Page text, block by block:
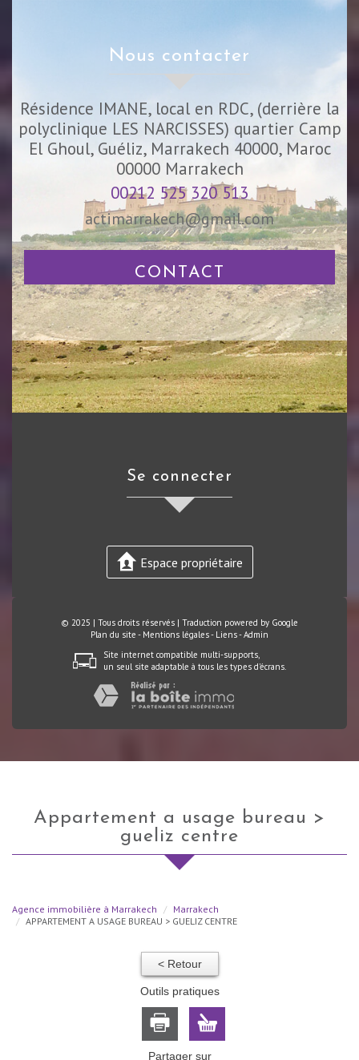
nous contacter
Résidence IMANE, local en RDC, (derrière la
polyclinique LES NARCISSES) quartier Camp
El Ghoul, Guéliz, Marrakech 40000, Maroc
00000 Marrakech
00212 525 320 513
actimarrakech@gmail.com
CONTACT
se connecter
Espace propriétaire
© 2025 | Tous droits réservés | Traduction powered by Google
Plan du site - Mentions légales- Liens-Admin
Site internet compatible multi-supports,
un seul site adaptable à tous les types d'écrans.
appartement a usage bureau >
gueliz centre
Agence immobilière à Marrakech
Marrakech
APPARTEMENT A USAGE BUREAU > GUELIZ CENTRE
< Retour
Outils pratiques
Partager sur